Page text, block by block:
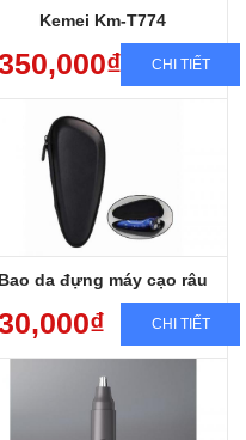
Kemei Km-T774
CHI TIẾT
Bao da đựng máy cạo râu
CHI TIẾT